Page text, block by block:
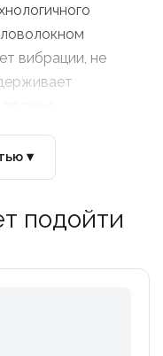
вибрации, не
профиль и
обеспечивают
(MTB),
дизайн
основания,
▾
подойти